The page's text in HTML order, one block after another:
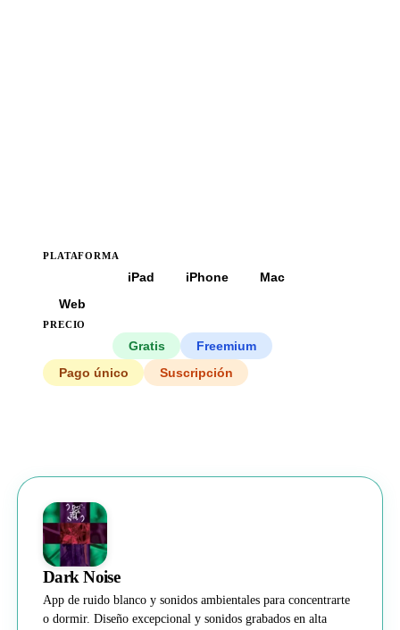
PLATAFORMA
iPad iPhone
Mac
Web
PRECIO
Gratis
Freemium
Pago único
Suscripción
Dark Noise
App de ruido blanco y sonidos ambientales para concentrarte
o dormir. Diseño excepcional y sonidos grabados en alta